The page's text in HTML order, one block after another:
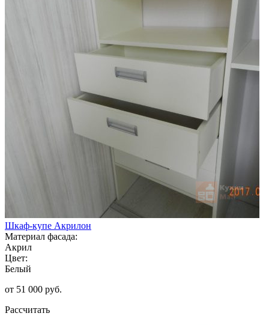
Шкаф-купе Акрилон
Материал фасада:
Акрил
Цвет:
Белый
от 51 000 руб.
Рассчитать